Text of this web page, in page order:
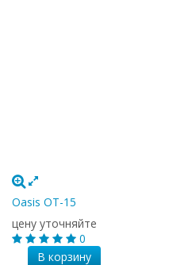
Oasis OT-15
цену уточняйте
0
В корзину